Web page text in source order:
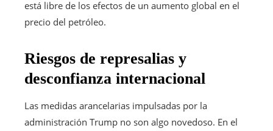
está libre de los efectos de un aumento global en el
precio del petróleo.
Riesgos de represalias y
desconfianza internacional
Las medidas arancelarias impulsadas por la
administración Trump no son algo novedoso. En el